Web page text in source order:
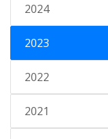
2024
2023
2022
2021